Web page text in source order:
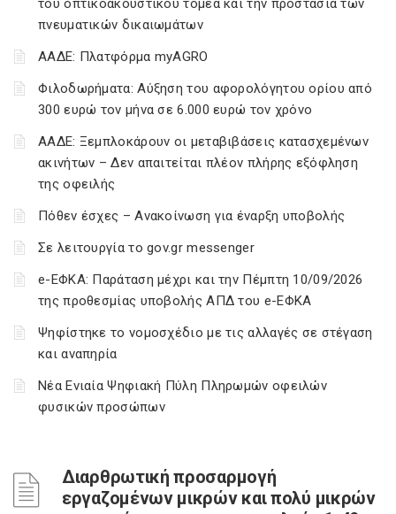
του οπτικοακουστικού τομέα και την προστασία των
πνευματικών δικαιωμάτων
ΑΑΔΕ: Πλατφόρμα myAGRO
Φιλοδωρήματα: Αύξηση του αφορολόγητου ορίου από
300 ευρώ τον μήνα σε 6.000 ευρώ τον χρόνο
ΑΑΔΕ: Ξεμπλοκάρουν οι μεταβιβάσεις κατασχεμένων
ακινήτων – Δεν απαιτείται πλέον πλήρης εξόφληση
της οφειλής
Πόθεν έσχες – Ανακοίνωση για έναρξη υποβολής
Σε λειτουργία το gov.gr messenger
e-ΕΦΚΑ: Παράταση μέχρι και την Πέμπτη 10/09/2026
της προθεσμίας υποβολής ΑΠΔ του e-ΕΦΚΑ
Ψηφίστηκε το νομοσχέδιο με τις αλλαγές σε στέγαση
και αναπηρία
Νέα Ενιαία Ψηφιακή Πύλη Πληρωμών οφειλών
φυσικών προσώπων
Διαρθρωτική προσαρμογή
εργαζομένων μικρών και πολύ μικρών